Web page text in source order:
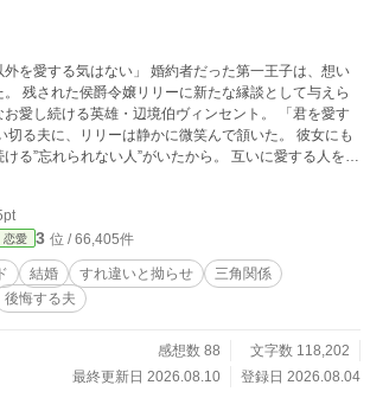
い」 婚約者だった第一王子は、想い
えら
続ける英雄・辺境伯ヴィンセント。 「君を愛す
られない人”がいたから。 互いに愛する人を忘
結婚。 しかし、使用人や領民から慕
れるうち、ヴィンセントの凍てついた心は少しずつ変
恋の人です。……今
責めるヴィンセント。
そうに首を傾げた。 「旦那様だって、奥様
ゃないですか」 亡き妻だけを愛すると誓
ることもあります。
恋愛 3 位 / 66,405件
結婚 すれ違いと拗らせ
三角関係
後悔する夫
感想数 88
文字数 118,202
最終更新日 2026.08.10
登録日 2026.08.04